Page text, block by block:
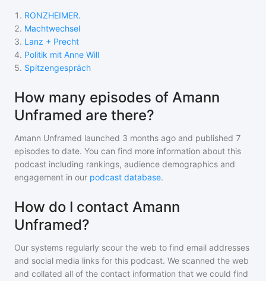
1 . RONZHEIMER.
2. Machtwechsel
3. Lanz + Precht
4. Politik mit Anne Will
5. Spitzengespräch
How many episodes of Amann
Unframed are there?
Amann Unframed launched 3 months ago and published 7
episodes to date. You can find more information about this
podcast including rankings, audience demographics and
engagement in our podcast database.
How do I contact Amann
Unframed?
Our systems regularly scour the web to find email addresses
and social media links for this podcast. We scanned the web
and collated all of the contact information that we could find